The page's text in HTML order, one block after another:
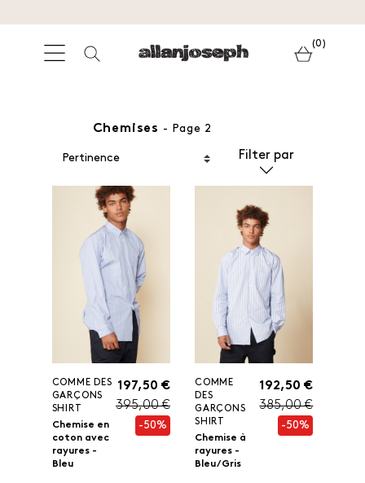
(0)
Chemises - Page 2
Filter par
COMME DES
GARÇONS
SHIRT
Chemise en
coton avec
rayures -
Bleu
197,50 €
395,00 €
-50%
COMME
DES
GARÇONS
SHIRT
Chemise à
rayures -
Bleu/ Gris
192,50 €
385,00 €
-50%